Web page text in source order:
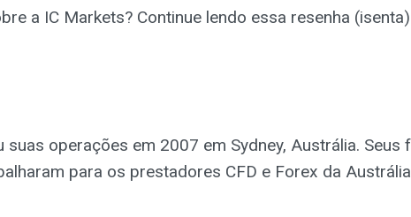
a IC Markets? Continue lendo essa resenha
suas operações em 2007 em Sydney, Austrália.
para os prestadores CFD e Forex da